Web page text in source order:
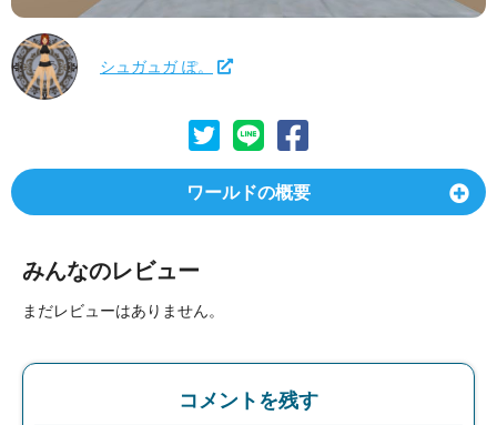
シュガュガ ぽ。
ワールドの概要
みんなのレビュー
まだレビューはありません。
コメントを残す